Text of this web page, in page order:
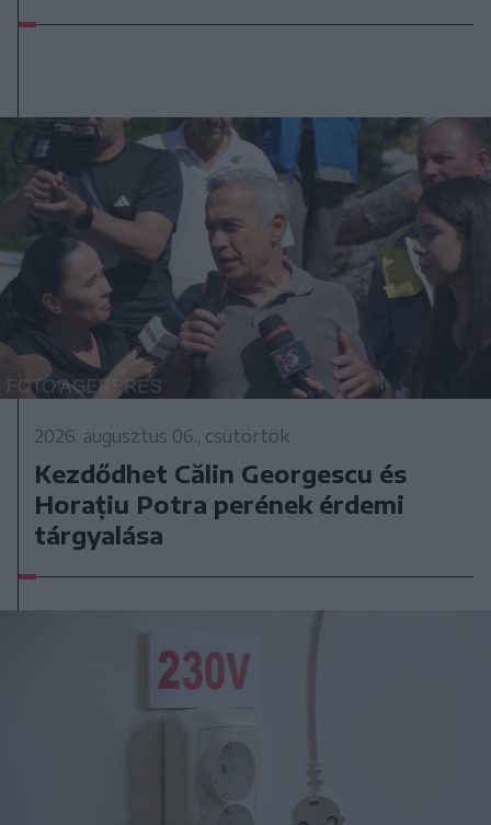
2026. augusztus 06., csütörtök
Kezdődhet Călin Georgescu és
Horațiu Potra perének érdemi
tárgyalása